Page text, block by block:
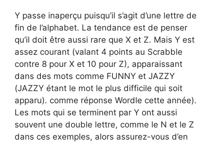
Y passe inaperçu puisqu’il s’agit d’une lettre de
fin de l’alphabet. La tendance est de penser
qu’il doit être aussi rare que X et Z. Mais Y est
assez courant (valant 4 points au Scrabble
contre 8 pour X et 10 pour Z), apparaissant
dans des mots comme FUNNY et JAZZY
(JAZZY étant le mot le plus difficile qui soit
apparu). comme réponse Wordle cette année).
Les mots qui se terminent par Y ont aussi
souvent une double lettre, comme le N et le Z
dans ces exemples, alors assurez-vous d’en